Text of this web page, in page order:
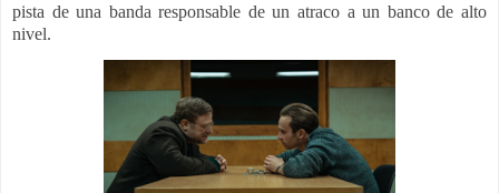
pista de una banda responsable de un atraco a un banco de alto
nivel.